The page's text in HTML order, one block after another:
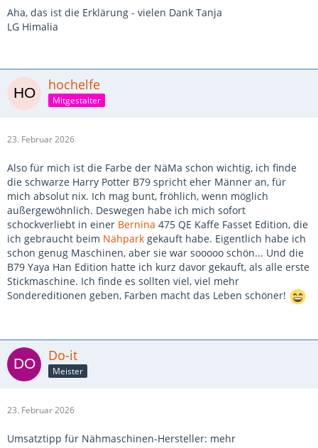
Aha, das ist die Erklärung - vielen Dank Tanja
LG Himalia
hochelfe
Mitgestalter
23. Februar 2026
Also für mich ist die Farbe der NäMa schon wichtig, ich finde
die schwarze Harry Potter B79 spricht eher Männer an, für
mich absolut nix. Ich mag bunt, fröhlich, wenn möglich
außergewöhnlich. Deswegen habe ich mich sofort
schockverliebt in einer Bernina 475 QE Kaffe Fasset Edition, die
ich gebraucht beim Nähpark gekauft habe. Eigentlich habe ich
schon genug Maschinen, aber sie war sooooo schön... Und die
B79 Yaya Han Edition hatte ich kurz davor gekauft, als alle erste
Stickmaschine. Ich finde es sollten viel, viel mehr
Sondereditionen geben, Farben macht das Leben schöner!
Do-it
Meister
23. Februar 2026
Umsatztipp für Nähmaschinen-Hersteller: mehr